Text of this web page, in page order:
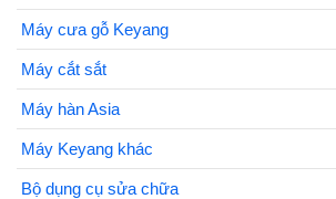
Máy cưa gỗ Keyang
Máy cắt sắt
Máy hàn Asia
Máy Keyang khác
Bộ dụng cụ sửa chữa